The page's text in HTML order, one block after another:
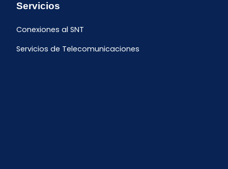
Servicios
Conexiones al SNT
Servicios de Telecomunicaciones